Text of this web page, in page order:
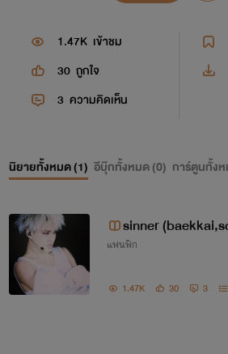
1.47K เข้าชม
30 ถูกใจ
3 ความคิดเห็น
นิยายทั้งหมด (1) อีบุ๊กทั้งหมด (0) การ์ตูนทั้ง
sinner
แฟนฟิก
1.47K 30 3